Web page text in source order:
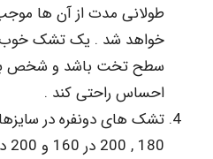
مدت از آن ها موجب مشکلاتی
شد . یک تشک خوب باید
تخت باشد و شخص با دراز
راحتی کند .
180 ,